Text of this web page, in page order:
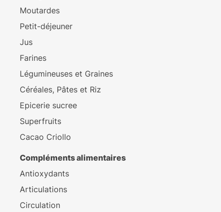
Moutardes
Petit-déjeuner
Jus
Farines
Légumineuses et Graines
Céréales, Pâtes et Riz
Epicerie sucree
Superfruits
Cacao Criollo
Compléments alimentaires
Antioxydants
Articulations
Circulation